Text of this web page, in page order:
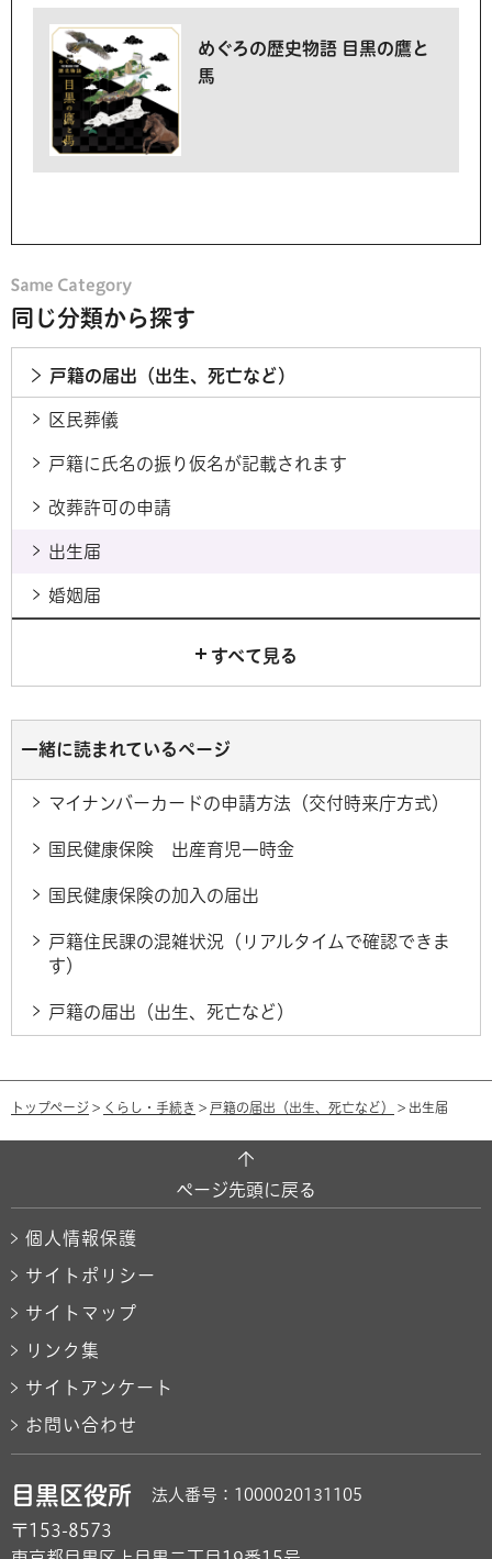
めぐろの歴史物語 目黒の鷹と
馬
同じ分類から探す
戸籍の届出（出生、死亡など）
区民葬儀
戸籍に氏名の振り仮名が記載されます
改葬許可の申請
出生届
婚姻届
すべて見る
一緒に読まれているページ
マイナンバーカードの申請方法（交付時来庁方式）
国民健康保険 出産育児一時金
国民健康保険の加入の届出
戸籍住民課の混雑状況（リアルタイムで確認できま
す）
戸籍の届出（出生、死亡など）
トップページ > くらし・手続き > 戸籍の届出（出生、死亡など） > 出生届
ページ先頭に戻る
個人情報保護
サイトポリシー
サイトマップ
リンク集
サイトアンケート
お問い合わせ
目黒区役所 法人番号：1000020131105
〒153-8573